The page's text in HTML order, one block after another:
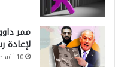
10 أغسطس، 2025